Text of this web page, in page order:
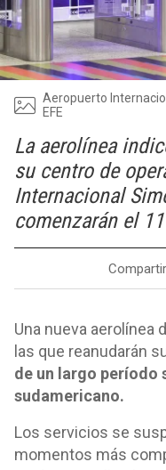
Aeropuerto
EFE
La aerolínea
su centro de
Internacional
comenzarán el
Una nueva aerolínea
las que reanudarán
de un largo período
sudamericano.
Los servicios se
momentos más